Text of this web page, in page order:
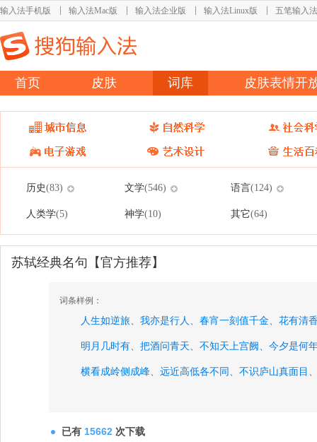
输入法手机版 输入法Mac版 输入法企业版 输入法Linux版 五笔输入法
首页 皮肤 词库 皮肤表情开
历史(83) 文学(546) 语言(124)
人类学(5) 神学(10) 其它(64)
苏轼经典名句【官方推荐】
词条样例：
人生如逆旅、 我亦是行人、 春宵一刻值千金、 花有清
明月几时有、 把酒问青天、 不知天上宫阙、 今夕是何
横看成岭侧成峰、 远近高低各不同、 不识庐山真面目
已有 15662 次下载